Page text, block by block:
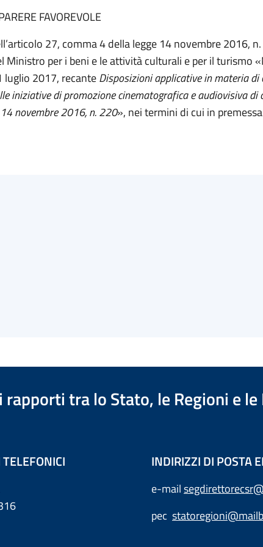
FAVOREVOLE
27, comma 4 della legge 14 novembre 2016,
Ministro per i beni e le attività culturali e per il turismo
luglio 2017, recanteDisposizioni applicative in materia
iniziative di promozione cinematografica e audiovisiva di
novembre 2016, n. 220», nei termini di cui in
tra lo Stato, le Regioni e
INDIRIZZI DI POSTA
e-mail
pec